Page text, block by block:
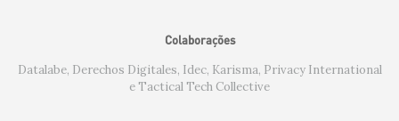
Colaborações
Datalabe, Derechos Digitales, Idec, Karisma, Privacy International
e Tactical Tech Collective